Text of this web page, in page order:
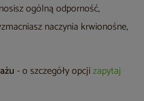
ogólną odporność,
naczynia krwionośne,
- o szczegóły opcjizapytaj